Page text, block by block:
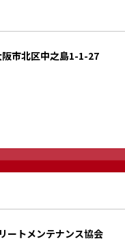
市北区中之島1-1-27
ートメンテナンス協会